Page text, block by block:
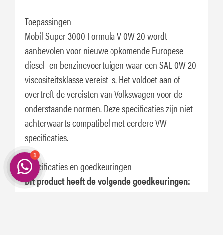
Toepassingen
Mobil Super 3000 Formula V 0W-20 wordt
aanbevolen voor nieuwe opkomende Europese
diesel- en benzinevoertuigen waar een SAE 0W-20
viscositeitsklasse vereist is. Het voldoet aan of
overtreft de vereisten van Volkswagen voor de
onderstaande normen. Deze specificaties zijn niet
achterwaarts compatibel met eerdere VW-
specificaties.
Specificaties en goedkeuringen
Dit product heeft de volgende goedkeuringen: